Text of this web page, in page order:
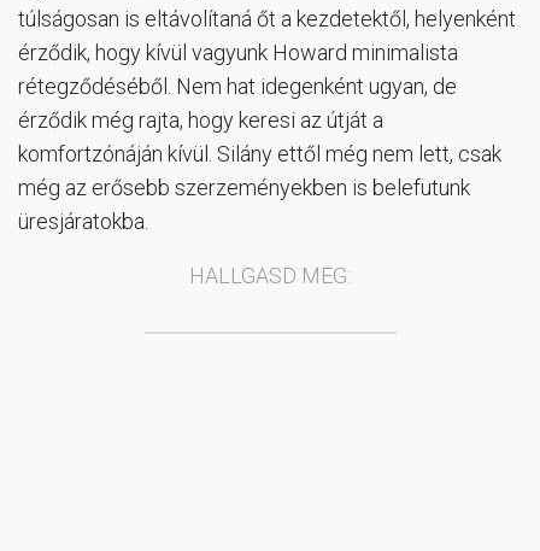
túlságosan is eltávolítaná őt a kezdetektől, helyenként
érződik, hogy kívül vagyunk Howard minimalista
rétegződéséből. Nem hat idegenként ugyan, de
érződik még rajta, hogy keresi az útját a
komfortzónáján kívül. Silány ettől még nem lett, csak
még az erősebb szerzeményekben is belefutunk
üresjáratokba.
HALLGASD MEG: